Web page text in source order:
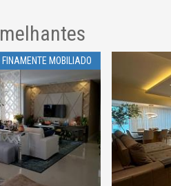
FINAMENTE MOBILIADO